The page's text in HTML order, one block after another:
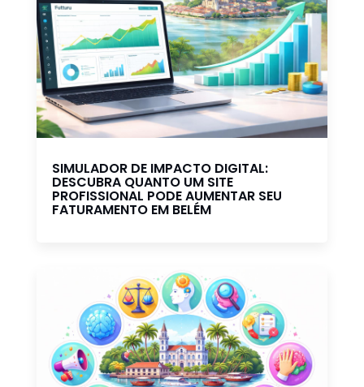
SIMULADOR DE IMPACTO DIGITAL:
DESCUBRA QUANTO UM SITE
PROFISSIONAL PODE AUMENTAR SEU
FATURAMENTO EM BELÉM